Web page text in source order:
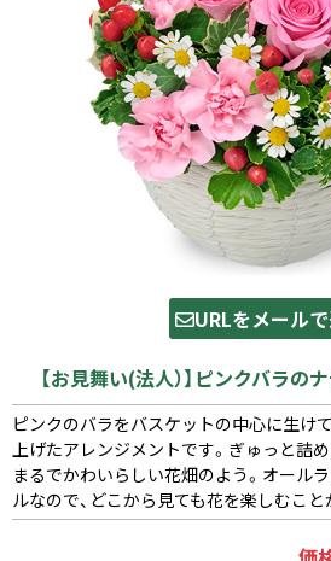
URLをメール
【お見舞い(法人）】ピンクバラの
ピンクのバラをバスケットの中心に生け
上げたアレンジメントです。ぎゅっと詰
まるでかわいらしい花畑のよう。オールラ
ルなので、どこから見ても花を楽しむこと